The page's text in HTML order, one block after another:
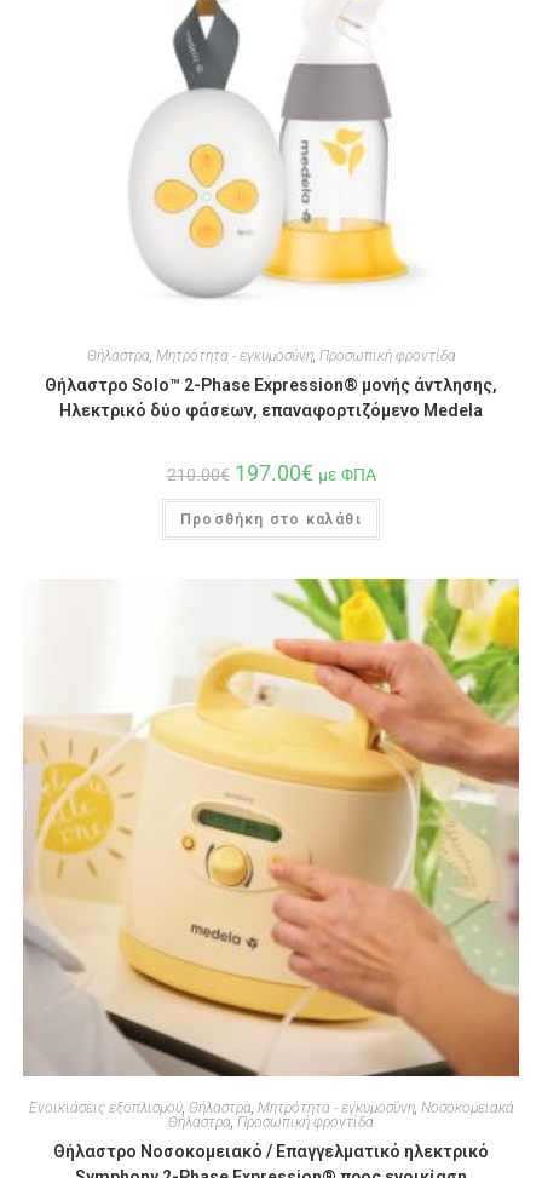
Θήλαστρα Μητρότητα - εγκυμοσύνη, Προσωπική φροντίδα
Θήλαστρο Solo™ 2-Phase Expression® μονής άντλησης,
Ηλεκτρικό δύο φάσεων, επαναφορτιζόμενο Medela
210.00€ 197.00€ με ΦΠΑ
Προσθήκη στο καλάθι
Ενοικιάσεις εξοπλισμού, Θήλαστρα, Μητρότητα - εγκυμοσύνη, Νοσοκομειακά
Θήλαστρα, Προσωπική φροντίδα
Θήλαστρο Νοσοκομειακό / Επαγγελματικό ηλεκτρικό